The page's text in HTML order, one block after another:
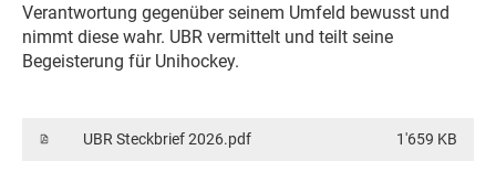
Verantwortung gegenüber seinem Umfeld bewusst und
nimmt diese wahr. UBR vermittelt und teilt seine
Begeisterung für Unihockey.
UBR Steckbrief 2026.pdf 1'659 KB